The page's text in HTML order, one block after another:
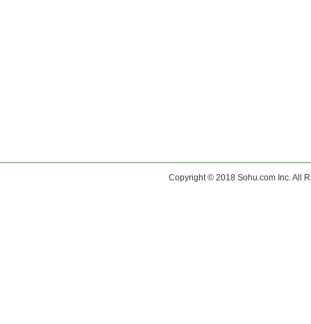
Copyright © 2018 Sohu.com Inc. All